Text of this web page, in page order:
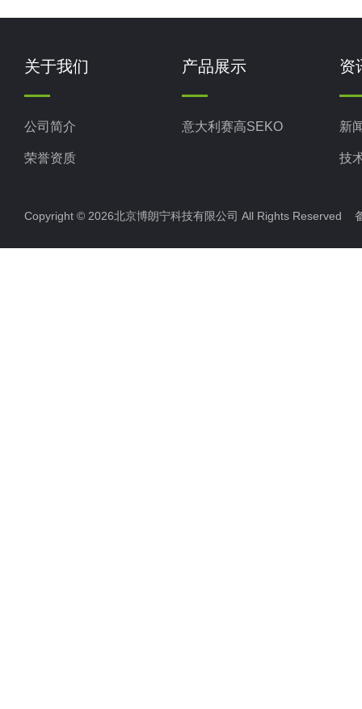
关于我们
公司简介
荣誉资质
产品展示
意大利赛高SEKO
资
新
技
Copyright © 2026北京博朗宁科技有限公司 All Rights Reserved